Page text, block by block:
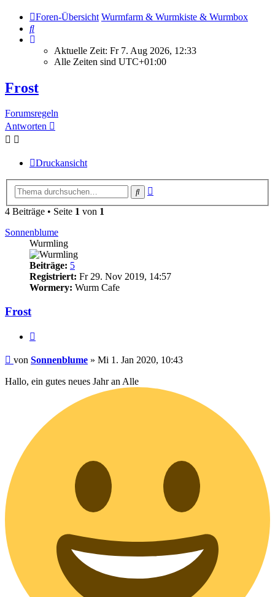
Foren-Übersicht Wurmfarm & Wurmkiste & Wurmbox
Suche
Aktuelle Zeit: Fr 7. Aug 2026, 12:33
Alle Zeiten sind UTC+01:00
Frost
Forumsregeln
Antworten
Druckansicht
Suche
4 Beiträge • Seite 1 von 1
Sonnenblume
Wurmling
Beiträge: 5
Registriert: Fr 29. Nov 2019, 14:57
Wormery: Wurm Cafe
Frost
Beitrag
von Sonnenblume » Mi 1. Jan 2020, 10:43
Hallo, ein gutes neues Jahr an Alle